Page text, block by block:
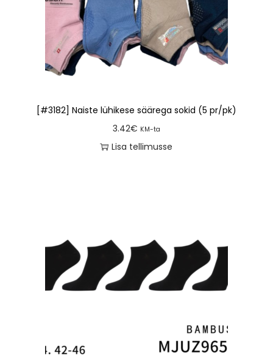
[#3182] Naiste lühikese säärega sokid (5 pr/pk)
3.42€ KM-ta
Lisa tellimusse